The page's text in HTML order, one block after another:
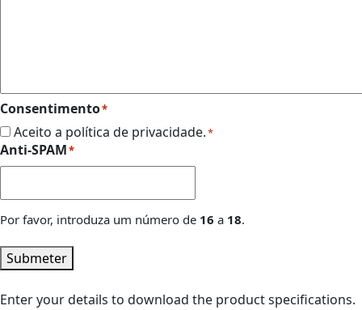
Consentimento*
Aceito a política de privacidade.*
Anti-SPAM*
Por favor, introduza um número de 16 a 18.
Submeter
Enter your details to download the product specifications.